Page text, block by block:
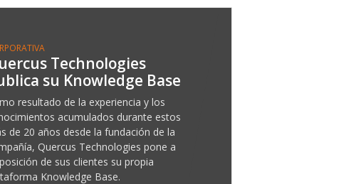
Technologies
su Knowledge Base
resultado de la experiencia y los
acumulados durante estos
de 20 años desde la fundación de la
Quercus Technologies pone a
de sus clientes su propia
Knowledge Base.